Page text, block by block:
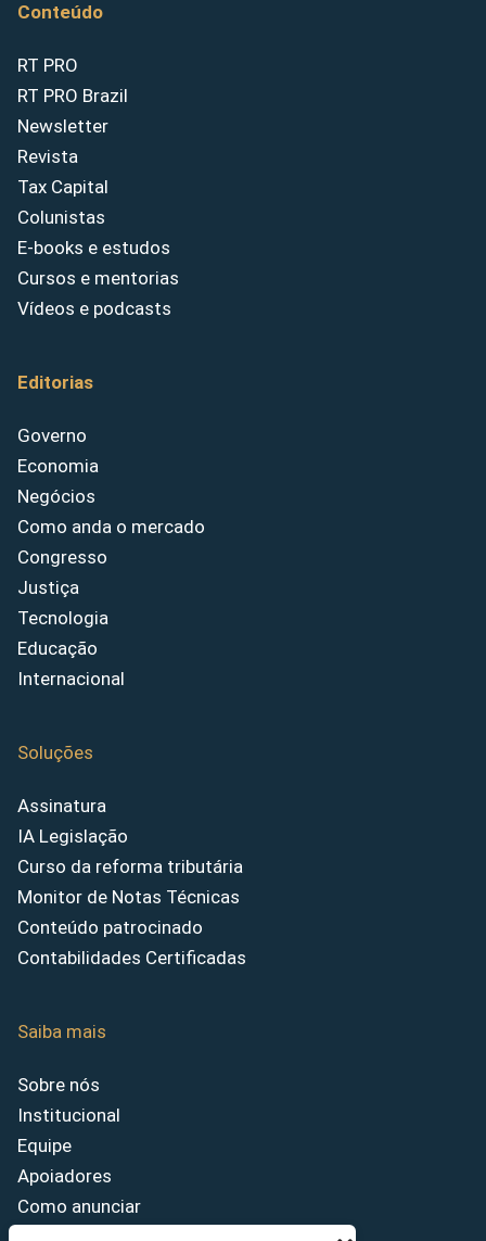
Conteúdo
RT PRO
RT PRO Brazil
Newsletter
Revista
Tax Capital
Colunistas
E-books e estudos
Cursos e mentorias
Vídeos e podcasts
Editorias
Governo
Economia
Negócios
Como anda o mercado
Congresso
Justiça
Tecnologia
Educação
Internacional
Soluções
Assinatura
IA Legislação
Curso da reforma tributária
Monitor de Notas Técnicas
Conteúdo patrocinado
Contabilidades Certificadas
Saiba mais
Sobre nós
Institucional
Equipe
Apoiadores
Como anunciar